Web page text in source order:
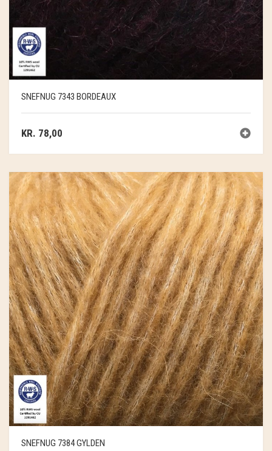
SNEFNUG 7343 BORDEAUX
KR. 78,00
SNEFNUG 7384 GYLDEN